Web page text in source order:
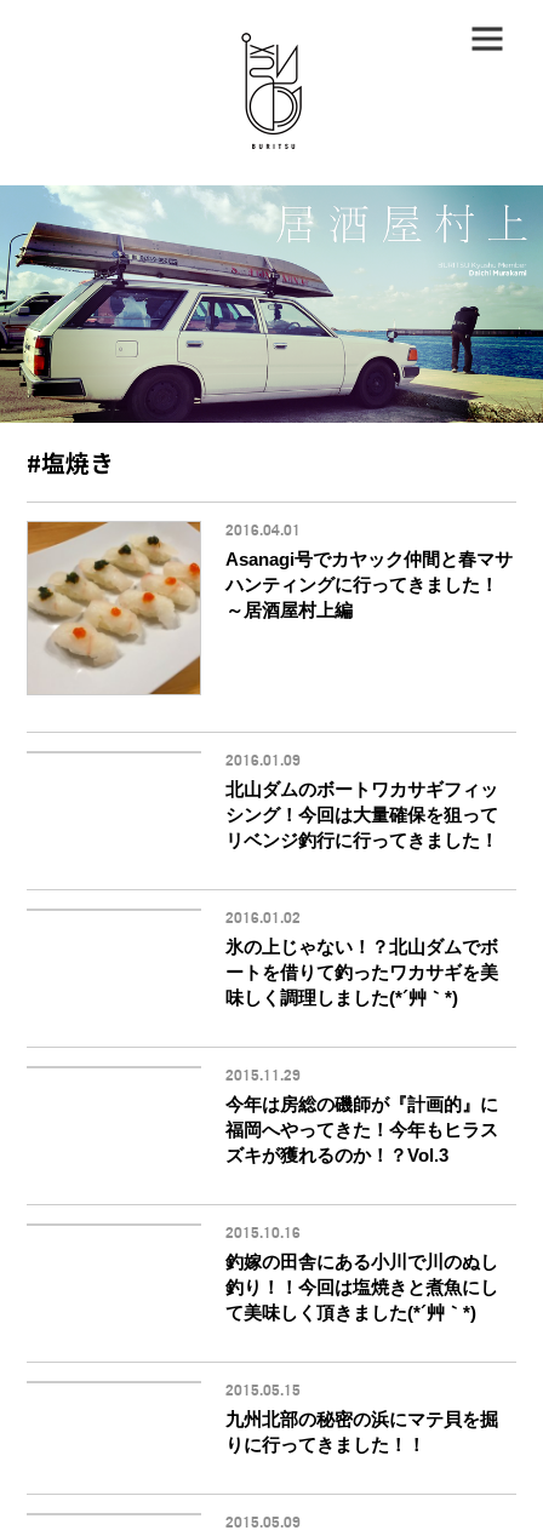
#塩焼き
2016.04.01
Asanagi号でカヤック仲間と春マサ
ハンティングに行ってきました！
～居酒屋村上編
2016.01.09
北山ダムのボートワカサギフィッ
シング！今回は大量確保を狙って
リベンジ釣行に行ってきました！
2016.01.02
氷の上じゃない！？北山ダムでボ
ートを借りて釣ったワカサギを美
味しく調理しました(*´艸｀*)
2015.11.29
今年は房総の磯師が『計画的』に
福岡へやってきた！今年もヒラス
ズキが獲れるのか！？Vol.3
2015.10.16
釣嫁の田舎にある小川で川のぬし
釣り！！今回は塩焼きと煮魚にし
て美味しく頂きました(*´艸｀*)
2015.05.15
九州北部の秘密の浜にマテ貝を掘
りに行ってきました！！
2015.05.09